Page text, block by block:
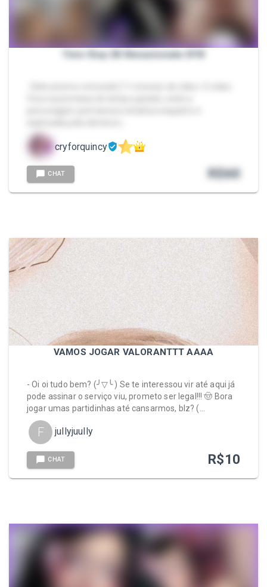
Time Stop 2B Nierautomata SFW
cryforquincy
CHAT R$60
VAMOS JOGAR VALORANTTT AAAA
- Oi oi tudo bem? (╯▽╰ ) Se te interessou vir até aqui já
pode assinar o serviço viu, prometo ser legal!!! ​🤠 Bora
jogar umas partidinhas até cansarmos, blz? (…
F jullyjuully
CHAT R$10